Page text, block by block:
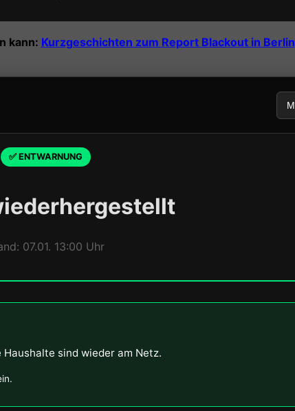
kann: Kurzgeschichten zum Report Blackout in Berlin